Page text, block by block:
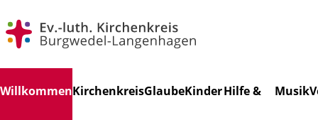
überspringen
WillkommenKirchenkreisGlaubeKinderHilfe & Musik